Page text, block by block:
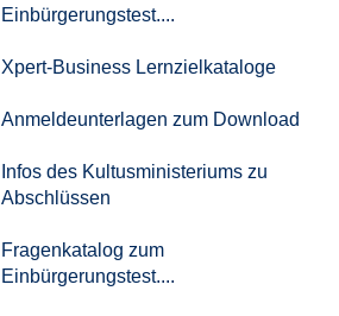
Einbürgerungstest....
Xpert-Business Lernzielkataloge
Anmeldeunterlagen zum Download
Infos des Kultusministeriums zu
Abschlüssen
Fragenkatalog zum
Einbürgerungstest....